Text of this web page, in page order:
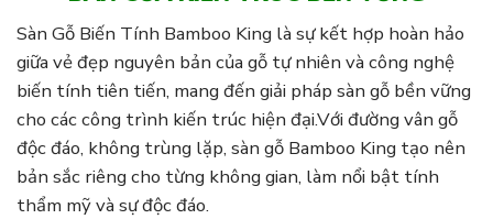
Sàn Gỗ Biến Tính Bamboo King là sự kết hợp hoàn hảo
giữa vẻ đẹp nguyên bản của gỗ tự nhiên và công nghệ
biến tính tiên tiến, mang đến giải pháp sàn gỗ bền vững
cho các công trình kiến trúc hiện đại.Với đường vân gỗ
độc đáo, không trùng lặp, sàn gỗ Bamboo King tạo nên
bản sắc riêng cho từng không gian, làm nổi bật tính
thẩm mỹ và sự độc đáo.